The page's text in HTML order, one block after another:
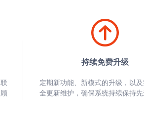
持续免费升级
定期新功能、新模式的升级，以
全更新维护，确保系统持续保持